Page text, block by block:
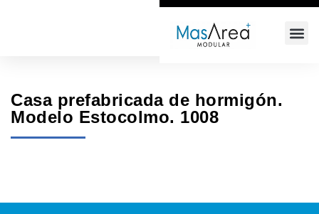
info@masarea.com
Casa prefabricada de hormigón.
Modelo Estocolmo. 1008